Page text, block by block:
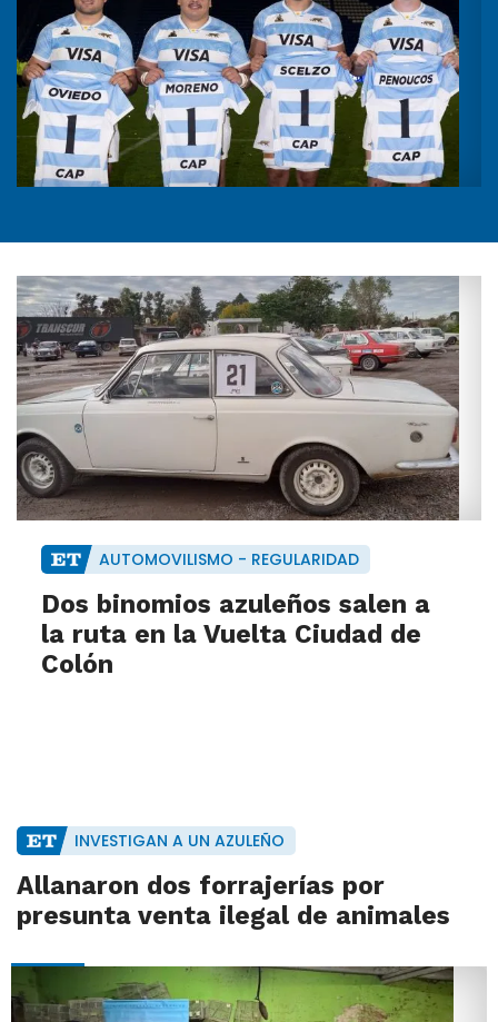
AUTOMOVILISMO - REGULARIDAD
Dos binomios azuleños salen a
la ruta en la Vuelta Ciudad de
Colón
INVESTIGAN A UN AZULEÑO
Allanaron dos forrajerías por
presunta venta ilegal de animales